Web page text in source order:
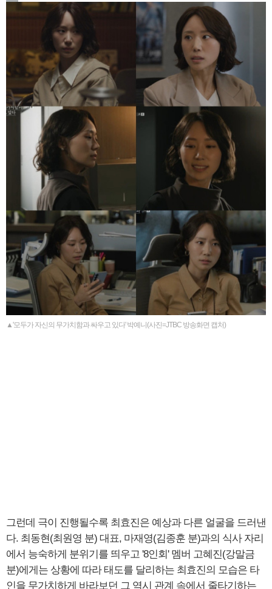
▲'모두가 자신의 무가치함과 싸우고 있다' 박예니(사진=JTBC 방송화면 캡처)
그런데 극이 진행될수록 최효진은 예상과 다른 얼굴을 드러낸
다. 최동현(최원영 분) 대표, 마재영(김종훈 분)과의 식사 자리
에서 능숙하게 분위기를 띄우고 '8인회' 멤버 고혜진(강말금
분)에게는 상황에 따라 태도를 달리하는 최효진의 모습은 타
인을 무가치하게 바라보던 그 역시 관계 속에서 줄타기하는